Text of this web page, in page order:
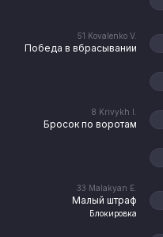
51 Kovalenko V.
Победа в вбрасывании
8 Krivykh I.
Бросок по воротам
33 Malakyan E.
Малый штраф
Блокировка